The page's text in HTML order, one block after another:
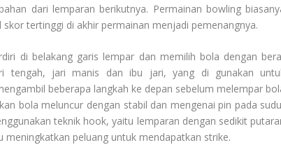
dari lemparan berikutnya. Permainan bowling
tertinggi di akhir permainan menjadi pemenangnya.
di belakang garis lempar dan memilih bola dengan
tengah, jari manis dan ibu jari, yang di gunakan
beberapa langkah ke depan sebelum melempar
bola meluncur dengan stabil dan mengenai pin pada
teknik hook, yaitu lemparan dengan sedikit
peluang untuk mendapatkan strike.